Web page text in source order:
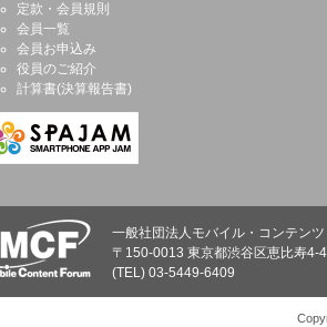
定款・会員規則
会員一覧
会員お申込み
役員のご紹介
計算書(決算報告書)
一般社団法人モバイル・コンテン
〒150-0013 東京都渋谷区恵比寿4-
(TEL) 03-5449-6409